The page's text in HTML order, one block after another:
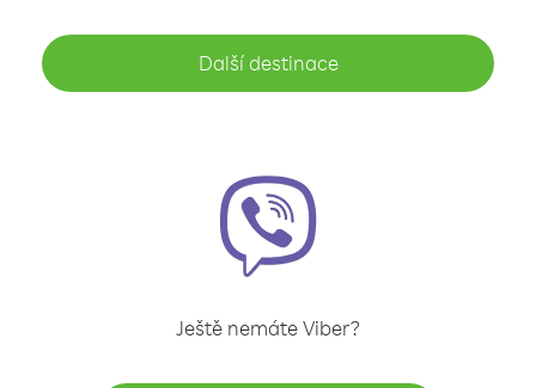
Další destinace
Ještě nemáte Viber?